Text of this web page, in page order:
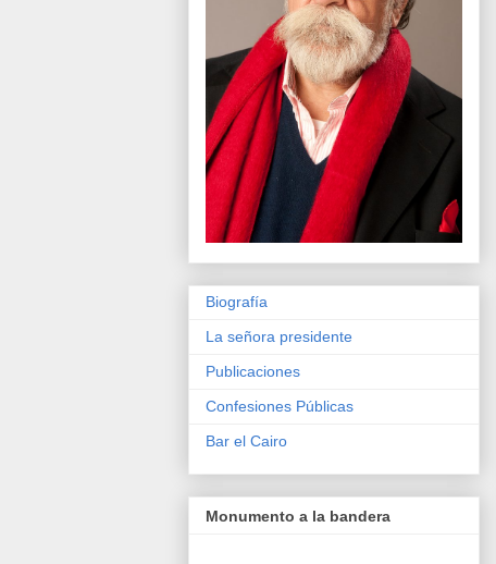
Biografía
La señora presidente
Publicaciones
Confesiones Públicas
Bar el Cairo
Monumento a la bandera